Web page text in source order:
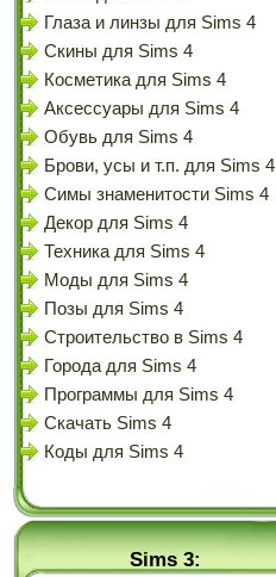
Глаза и линзы для Sims 4
Скины для Sims 4
Косметика для Sims 4
Аксессуары для Sims 4
Обувь для Sims 4
Брови, усы и т.п. для Sims 4
Симы знаменитости Sims 4
Декор для Sims 4
Техника для Sims 4
Моды для Sims 4
Позы для Sims 4
Строительство в Sims 4
Города для Sims 4
Программы для Sims 4
Скачать Sims 4
Коды для Sims 4
Sims 3: